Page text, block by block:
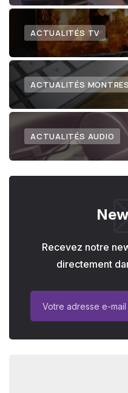
ACTUALITÉS TV
ACTUALITÉS
ACTUALITÉS AUDIO
Recevez notre
directement